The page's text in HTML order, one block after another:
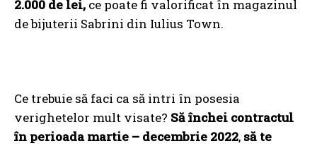
2.000 de lei, ce poate fi valorificat în magazinul
de bijuterii Sabrini din Iulius Town.
Ce trebuie să faci ca să intri în posesia
verighetelor mult visate? Să închei contractul
în perioada martie – decembrie 2022, să te